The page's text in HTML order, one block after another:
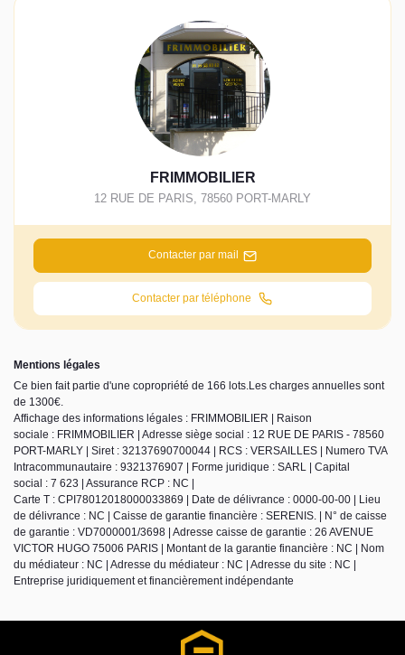
FRIMMOBILIER
12 RUE DE PARIS, 78560 PORT-MARLY
Contacter par mail
Contacter par téléphone
Mentions légales
Ce bien fait partie d'une copropriété de 166 lots.Les charges annuelles sont
de 1300€.
Affichage des informations légales : FRIMMOBILIER | Raison
sociale : FRIMMOBILIER | Adresse siège social : 12 RUE DE PARIS - 78560
PORT-MARLY | Siret : 32137690700044 | RCS : VERSAILLES | Numero TVA
Intracommunautaire : 9321376907 | Forme juridique : SARL | Capital
social : 7 623 | Assurance RCP : NC |
Carte T : CPI78012018000033869 | Date de délivrance : 0000-00-00 | Lieu
de délivrance : NC | Caisse de garantie financière : SERENIS. | N° de caisse
de garantie : VD7000001/3698 | Adresse caisse de garantie : 26 AVENUE
VICTOR HUGO 75006 PARIS | Montant de la garantie financière : NC | Nom
du médiateur : NC | Adresse du médiateur : NC | Adresse du site : NC |
Entreprise juridiquement et financièrement indépendante